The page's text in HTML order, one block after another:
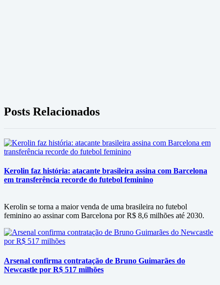
Posts Relacionados
Kerolin faz história: atacante brasileira assina com Barcelona
em transferência recorde do futebol feminino
Kerolin se torna a maior venda de uma brasileira no futebol
feminino ao assinar com Barcelona por R$ 8,6 milhões até 2030.
Arsenal confirma contratação de Bruno Guimarães do
Newcastle por R$ 517 milhões